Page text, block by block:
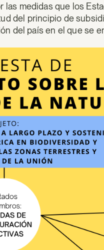
las medidas que los
del principio de
del país en el que se